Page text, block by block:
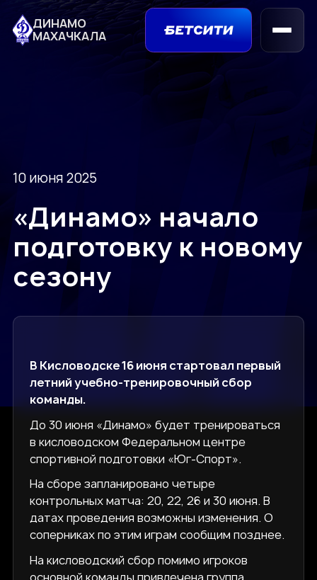
ДИНАМО
МАХАЧКАЛА
10 июня 2025
«Динамо» начало
подготовку к новому
сезону
В Кисловодске 16 июня стартовал первый
летний учебно-тренировочный сбор
команды.
До 30 июня «Динамо» будет тренироваться
в кисловодском Федеральном центре
спортивной подготовки «Юг-Спорт».
На сборе запланировано четыре
контрольных матча: 20, 22, 26 и 30 июня. В
датах проведения возможны изменения. О
соперниках по этим играм сообщим позднее.
На кисловодский сбор помимо игроков